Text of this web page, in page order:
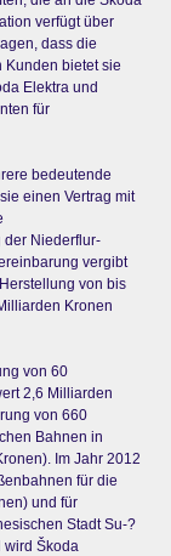
verfügt über
dass die
Kunden bietet sie
Elektra und
für
bedeutende
einen Vertrag mit
der Niederflur-
vergibt
von bis
Kronen
von 60
2,6 Milliarden
von 660
Bahnen in
Im Jahr 2012
für die
und für
Stadt Su-?
wird Škoda